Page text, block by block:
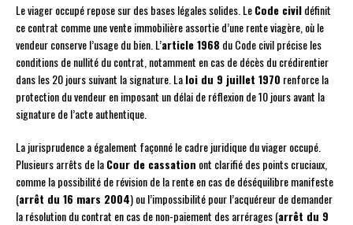
Le viager occupé repose sur des bases légales solides. LeCode civildéfinit
ce contrat comme une vente immobilière assortie d’une rente viagère, où le
vendeur conserve l’usage du bien. L’article 1968 du Code civil précise les
conditions de nullité du contrat, notamment en cas de décès du crédirentier
dans les 20 jours suivant la signature. Laloi du 9 juillet 1970 renforce la
protection du vendeur en imposant un délai de réflexion de 10 jours avant la
signature de l’acte authentique.
La jurisprudence a également façonné le cadre juridique du viager occupé.
Plusieurs arrêts de laCour de cassation ont clarifié des points cruciaux,
comme la possibilité de révision de la rente en cas de déséquilibre manifeste
(arrêt du 16 mars 2004) ou l’impossibilité pour l’acquéreur de demander
la résolution du contrat en cas de non-paiement des arrérages (arrêt du 9